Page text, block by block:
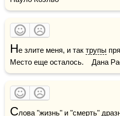
Не злите меня, и так трупы
Место еще осталось.    Дана
Слова "жизнь" и "смерть"